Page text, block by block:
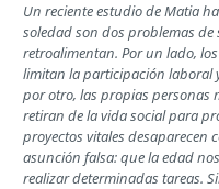
Un reciente estudio de Matia
soledad son dos problemas
retroalimentan. Por un lado,
limitan la participación laboral
por otro, las propias personas
retiran de la vida social para
proyectos vitales desaparecen
asunción falsa: que la edad
realizar determinadas tareas.